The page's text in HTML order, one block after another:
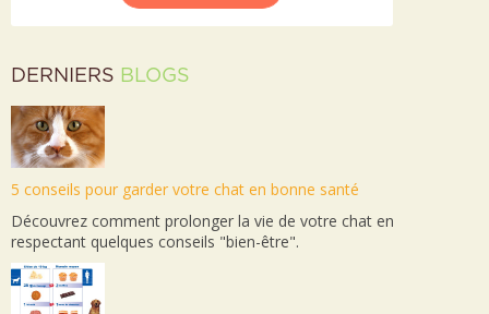
DERNIERS BLOGS
5 conseils pour garder votre chat en bonne santé
Découvrez comment prolonger la vie de votre chat en
respectant quelques conseils "bien-être".